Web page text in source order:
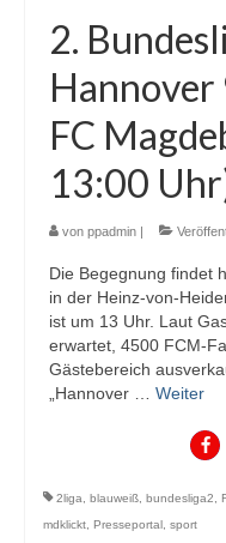
2.
Hannover
FC
13:00
von ppadmin |
Die Begegnung findet
in der Heinz-von-
ist um 13 Uhr. Laut
erwartet, 4500 FCM-
Gästebereich
„Hannover … Weiter
2liga blauweiß bundesliga2
mdklickt Presseportal sport